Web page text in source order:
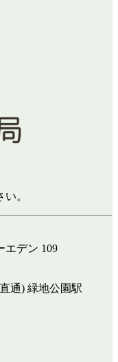
。
エデン 109
通) 緑地公園駅